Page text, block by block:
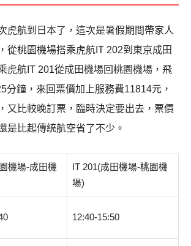
虎航到日本了，這次是暑假期間帶家人
從桃園機場搭乘虎航IT 202到東京成田
虎航IT 201從成田機場回桃園機場，飛
分鐘，來回票價加上服務費11814元，
又比較晚訂票，臨時決定要出去，票價
是比起傳統航空省了不少。
機場-成田機
IT 201(成田機場-桃園機
場)
12:40-15:50